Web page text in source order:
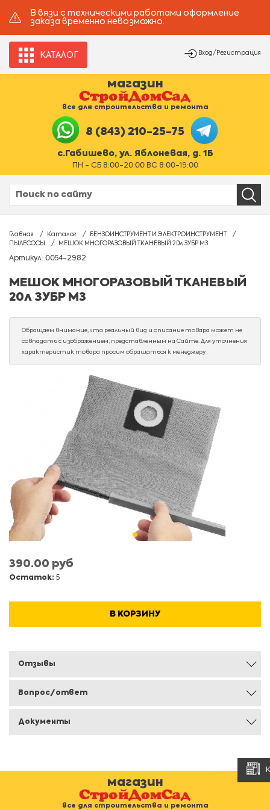
В вязи с техническими работами оформление
заказа временно невозможно.
КАТАЛОГ Вход/Регистрация
магазин
все для строительства и ремонта
8 (843) 210-25-75
с.Габишево, ул. Яблоневая, д. 1Б
ПН - СБ 8:00-20:00 ВС 8:00-19:00
Главная Каталог
БЕНЗОИНСТРУМЕНТ И ЭЛЕКТРОИНСТРУМЕНТ
ПЫЛЕСОСЫ
МЕШОК МНОГОРАЗОВЫЙ ТКАНЕВЫЙ 20л ЗУБР М3
Артикул: 0054-2982
МЕШОК МНОГОРАЗОВЫЙ ТКАНЕВЫЙ
20л ЗУБР М3
Обращаем внимание, что реальный вид и описание товара может не
совпадать с изображением, представленным на Сайте. Для уточнения
характеристик товара просим обращаться к менеджеру
390.00 руб
Остаток: 5
В КОРЗИНУ
Отзывы
Вопрос/ответ
Документы
магазин
все для строительства и ремонта